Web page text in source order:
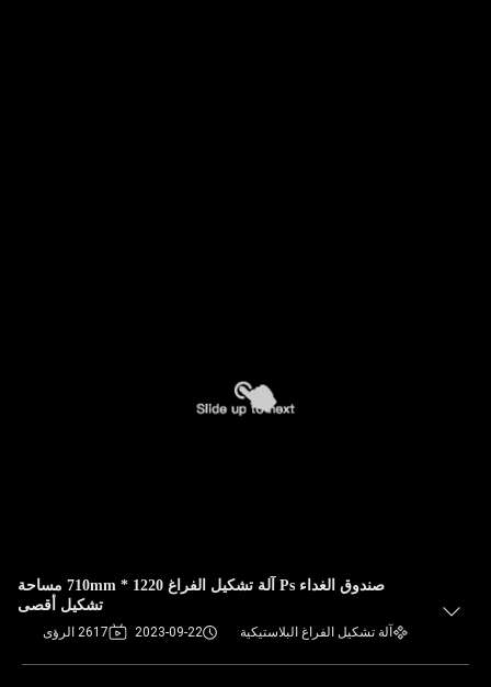
صندوق الغداء Ps آلة تشكيل الفراغ 1220 * 710mm مساحة
تشكيل أقصى
آلة تشكيل الفراغ البلاستيكية 2023-09-22 2617 الرؤى